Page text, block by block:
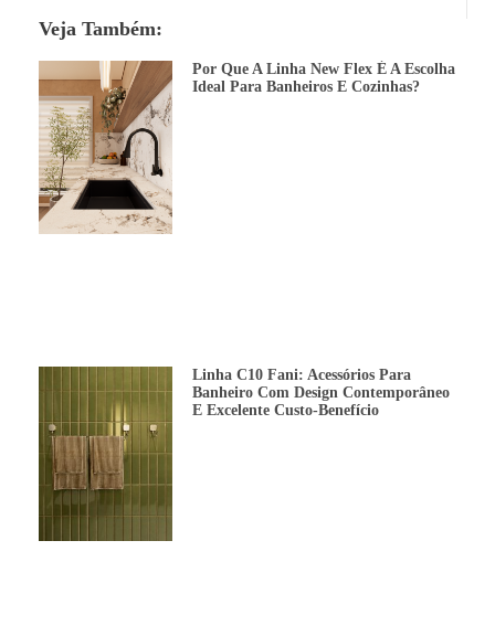
Veja Também:
Por Que A Linha New Flex É A Escolha
Ideal Para Banheiros E Cozinhas?
Linha C10 Fani: Acessórios Para
Banheiro Com Design Contemporâneo
E Excelente Custo-Benefício